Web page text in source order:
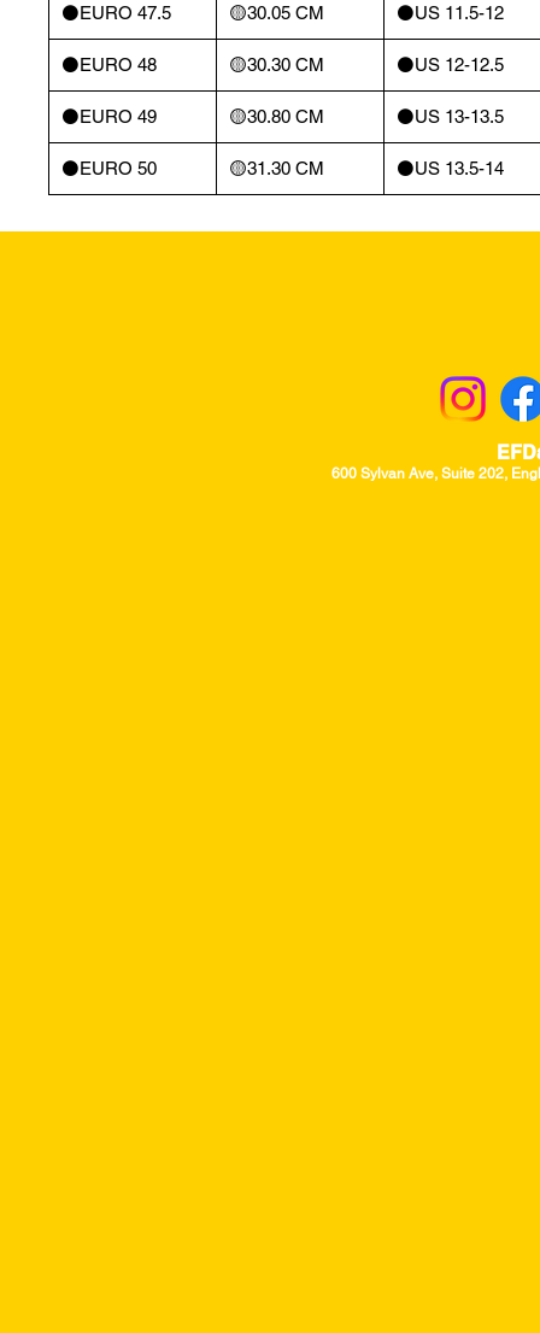
⚫️EURO 47.5 🟡30.05 CM ⚫️US 11.5-12
⚫️EURO 48 🟡30.30 CM ⚫️US 12-12.5
⚫️EURO 49 🟡30.80 CM ⚫️US 13-13.5
⚫️EURO 50 🟡31.30 CM ⚫️US 13.5-14
600 Sylvan Ave, Suite 202,